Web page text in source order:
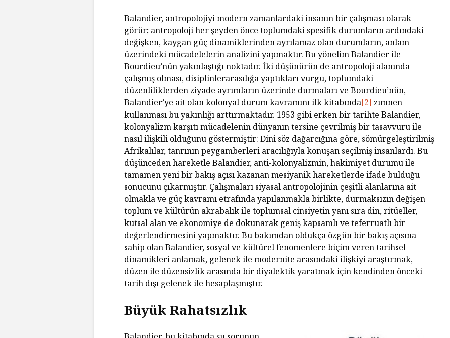
Balandier, antropolojiyi modern zamanlardaki insanın bir çalışması olarak
görür; antropoloji her şeyden önce toplumdaki spesifik durumların ardındaki
değişken, kaygan güç dinamiklerinden ayrılamaz olan durumların, anlam
üzerindeki mücadelelerin analizini yapmaktır. Bu yönelim Balandier ile
Bourdieu’nün yakınlaştığı noktadır. İki düşünürün de antropoloji alanında
çalışmış olması, disiplinlerarasılığa yaptıkları vurgu, toplumdaki
düzenliliklerden ziyade ayrımların üzerinde durmaları ve Bourdieu’nün,
Balandier’ye ait olan kolonyal durum kavramını ilk kitabında[2] zımnen
kullanması bu yakınlığı arttırmaktadır. 1953 gibi erken bir tarihte Balandier,
kolonyalizm karşıtı mücadelenin dünyanın tersine çevrilmiş bir tasavvuru ile
nasıl ilişkili olduğunu göstermiştir: Dini söz dağarcığına göre, sömürgeleştirilmiş
Afrikalılar, tanrının peygamberleri aracılığıyla konuşan seçilmiş insanlardı. Bu
düşünceden hareketle Balandier, anti-kolonyalizmin, hakimiyet durumu ile
tamamen yeni bir bakış açısı kazanan mesiyanik hareketlerde ifade bulduğu
sonucunu çıkarmıştır. Çalışmaları siyasal antropolojinin çeşitli alanlarına ait
olmakla ve güç kavramı etrafında yapılanmakla birlikte, durmaksızın değişen
toplum ve kültürün akrabalık ile toplumsal cinsiyetin yanı sıra din, ritüeller,
kutsal alan ve ekonomiye de dokunarak geniş kapsamlı ve teferruatlı bir
değerlendirmesini yapmaktır. Bu bakımdan oldukça özgün bir bakış açısına
sahip olan Balandier, sosyal ve kültürel fenomenlere biçim veren tarihsel
dinamikleri anlamak, gelenek ile modernite arasındaki ilişkiyi araştırmak,
düzen ile düzensizlik arasında bir diyalektik yaratmak için kendinden önceki
tarih dışı gelenek ile hesaplaşmıştır.
Büyük Rahatsızlık
Kendini